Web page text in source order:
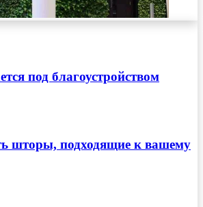
под благоустройством
шторы, подходящие к вашему